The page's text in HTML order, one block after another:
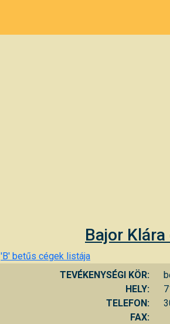
Bajor
'B' betűs cégek listája
TEVÉKENYSÉGI KÖR:
HELY:
TELEFON:
FAX: